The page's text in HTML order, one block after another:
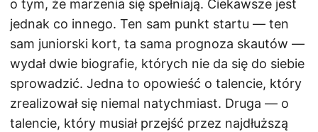
o tym, że marzenia się spełniają. Ciekawsze jest
jednak co innego. Ten sam punkt startu — ten
sam juniorski kort, ta sama prognoza skautów —
wydał dwie biografie, których nie da się do siebie
sprowadzić. Jedna to opowieść o talencie, który
zrealizował się niemal natychmiast. Druga — o
talencie, który musiał przejść przez najdłuższą